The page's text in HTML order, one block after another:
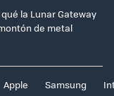
la Lunar Gateway
de metal
Apple Samsung